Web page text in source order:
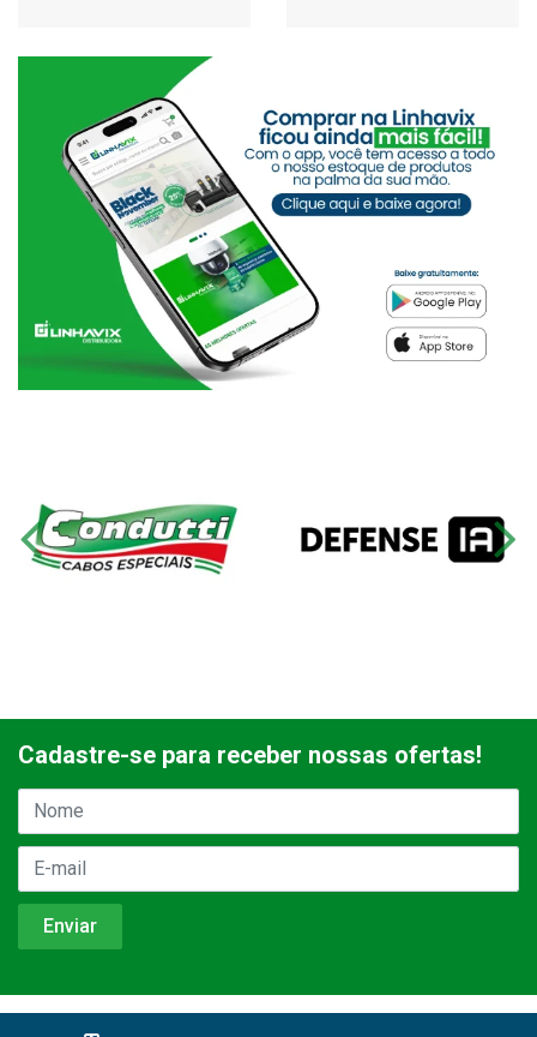
Cadastre-se para receber nossas ofertas!